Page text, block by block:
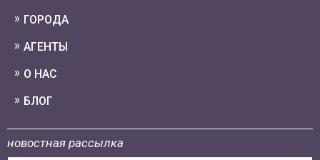
ГОРОДА
АГЕНТЫ
О НАС
БЛОГ
новостная рассылка